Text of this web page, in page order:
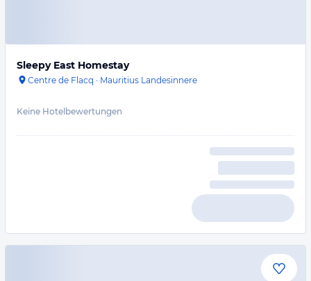
Sleepy East Homestay
Centre de Flacq · Mauritius Landesinnere
Keine Hotelbewertungen